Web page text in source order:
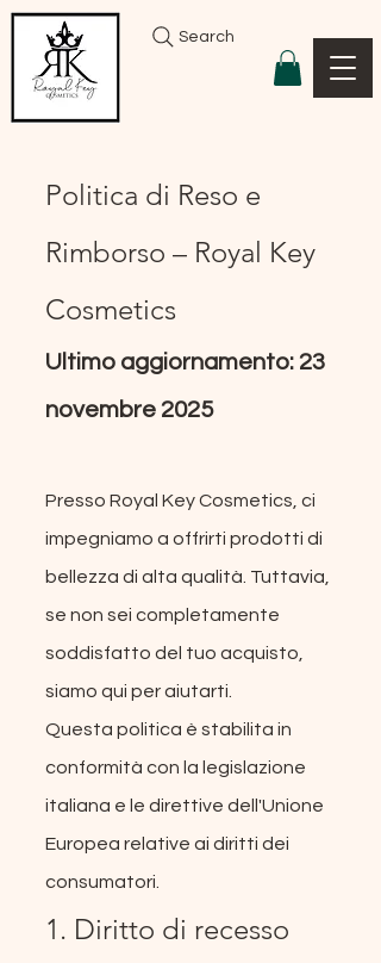
Search
Politica di Reso e
Rimborso – Royal Key
Cosmetics
Ultimo aggiornamento: 23
novembre 2025
Presso Royal Key Cosmetics, ci
impegniamo a offrirti prodotti di
bellezza di alta qualità. Tuttavia,
se non sei completamente
soddisfatto del tuo acquisto,
siamo qui per aiutarti.
Questa politica è stabilita in
conformità con la legislazione
italiana e le direttive dell'Unione
Europea relative ai diritti dei
consumatori.
1. Diritto di recesso